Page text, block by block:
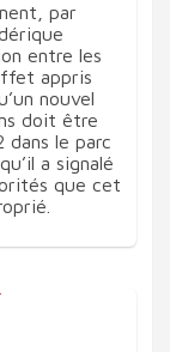
par
entre les
appris
nouvel
doit être
dans le parc
a signalé
que cet